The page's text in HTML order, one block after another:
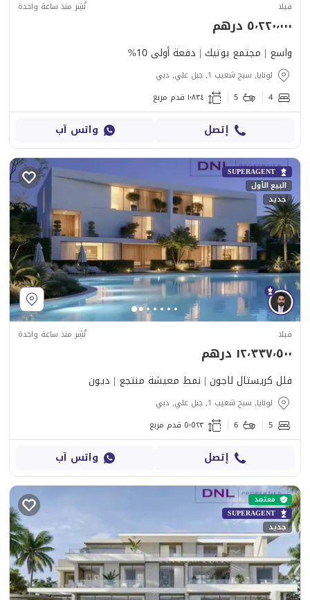
فيلا نُشِر منذ ساعة واحدة
٥٬٢٢٠٬٠٠٠ درهم
واسع | مجتمع بوتيك | دفعة أولى 10%
لونايا, سيح شعيب 1, جبل علي, دبي
4
5 ١٬٨٣٤ قدم مربع
إتصل واتس آب
SUPERAGENT
البيع الأول
جديد
فيلا نُشِر منذ ساعة واحدة
١٢٬٣٣٧٬٥٠٠ درهم
فلل كريستال لاجون | نمط معيشة منتجع | ديون
لونايا, سيح شعيب 1, جبل علي, دبي
5
6 ٥٬٥٢٣ قدم مربع
إتصل واتس آب
معتمد
SUPERAGENT
جديد